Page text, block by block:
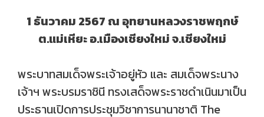
1 ธันวาคม 2567 ณ อุทยานหลวงราชพฤกษ์
ต.แม่เหียะ อ.เมืองเชียงใหม่ จ.เชียงใหม่
พระบาทสมเด็จพระเจ้าอยู่หัว และ สมเด็จพระนาง
เจ้าฯ พระบรมราชินี ทรงเสด็จพระราชดำเนินมาเป็น
ประธานเปิดการประชุมวิชาการนานาชาติ The